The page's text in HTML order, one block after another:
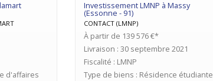
d'affaires
Investissement LMNP à Massy
(Essonne - 91)
CONTACT (LMNP)
À partir de 139 576 €*
Livraison : 30 septembre 2021
Fiscalité : LMNP
Type de biens : Résidence étudiante